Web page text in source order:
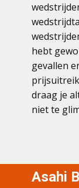
hebt
gevallen
draag je
niet te
Asahi